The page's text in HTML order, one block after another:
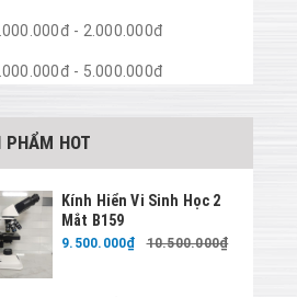
- 2.000.000đ
- 5.000.000đ
trên 10.000.000đ
PHẨM HOT
Kính Hiển Vi Sinh Học 2
Mắt B159
9.500.000₫ 10.500.000₫